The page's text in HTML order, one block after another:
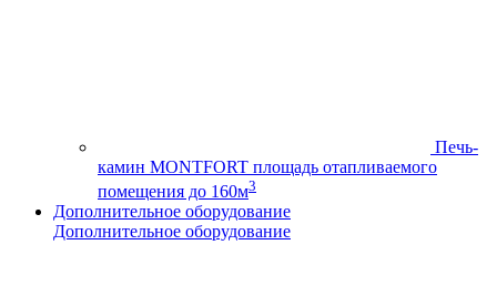
Печь-
камин MONTFORT площадь отапливаемого
помещения до 160м3
Дополнительное оборудование
Дополнительное оборудование